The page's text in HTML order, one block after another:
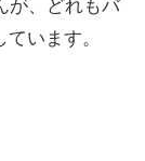
が、どれもバ
います。